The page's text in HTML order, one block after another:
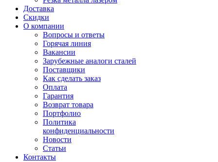
Доставка
Скидки
О компании
Вопросы и ответы
Горячая линия
Вакансии
Зарубежные аналоги сталей
Поставщики
Как сделать заказ
Оплата
Гарантия
Возврат товара
Портфолио
Политика
конфиденциальности
Новости
Статьи
Контакты